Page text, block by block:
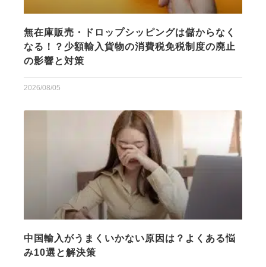
無在庫販売・ドロップシッピングは儲からなく
なる！？少額輸入貨物の消費税免税制度の廃止
の影響と対策
2026/08/05
中国輸入がうまくいかない原因は？よくある悩
み10選と解決策